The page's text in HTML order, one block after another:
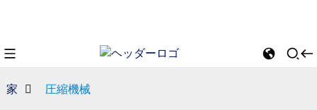
家 圧縮機械